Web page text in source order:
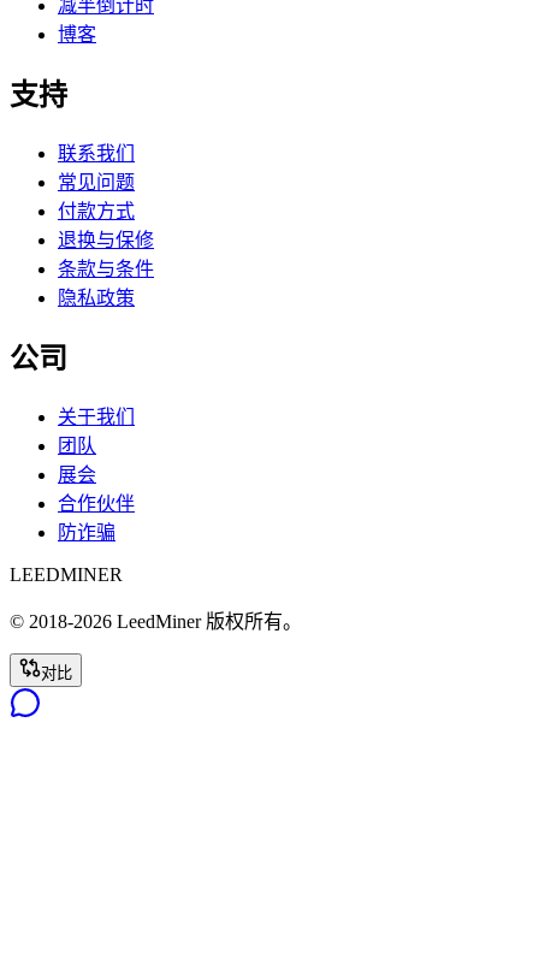
减半倒计时
博客
支持
联系我们
常见问题
付款方式
退换与保修
条款与条件
隐私政策
公司
关于我们
团队
展会
合作伙伴
防诈骗
LEEDMINER
© 2018-2026 LeedMiner 版权所有。
对比